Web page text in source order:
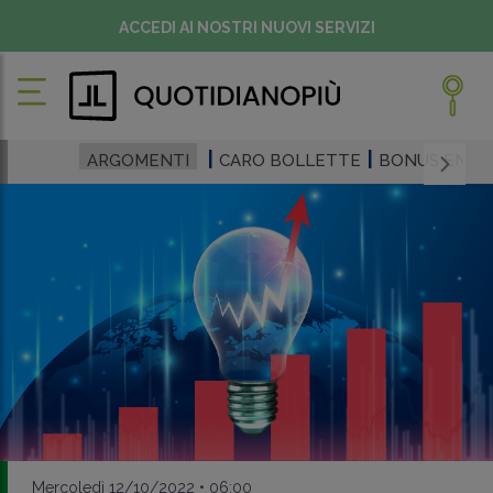
ACCEDI AI NOSTRI NUOVI SERVIZI
ARGOMENTI CARO BOLLETTE BONUS
Mercoledì 12/10/2022 • 06:00